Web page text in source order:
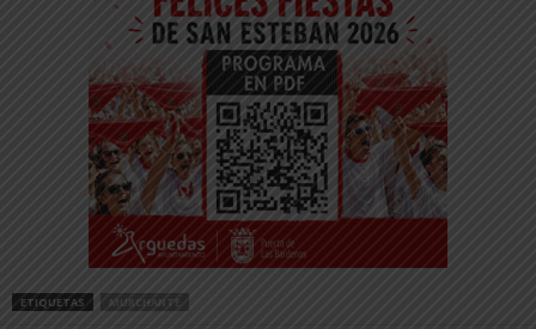
ETIQUETAS MURCHANTE